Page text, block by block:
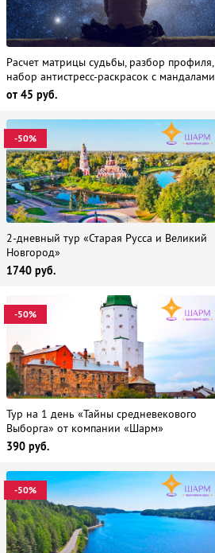
Расчет матрицы судьбы, разбор профиля,
набор антистресс-раскрасок с мандалами
от 45 руб.
-50%
2-дневный тур «Старая Русса и Великий
Новгород»
1740 руб.
-50%
Тур на 1 день «Тайны средневекового
Выборга» от компании «Шарм»
390 руб.
-50%